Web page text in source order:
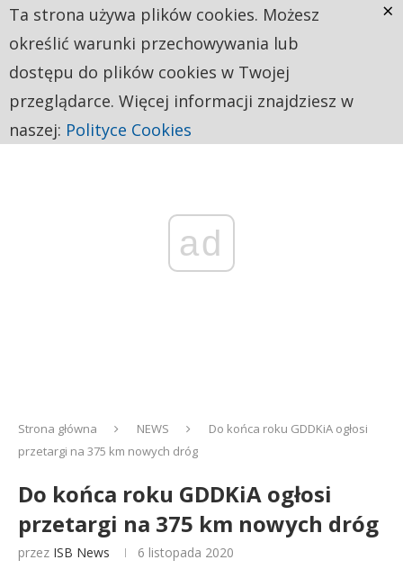
ad
Strona główna NEWS
Do końca roku GDDKiA ogłosi
przetargi na 375 km nowych dróg
Do końca roku GDDKiA ogłosi
przetargi na 375 km nowych dróg
przez ISB News 6 listopada 2020
Ta strona używa plików cookies. Możesz
określić warunki przechowywania lub
dostępu do plików cookies w Twojej
przeglądarce. Więcej informacji znajdziesz w
naszej: Polityce Cookies
×